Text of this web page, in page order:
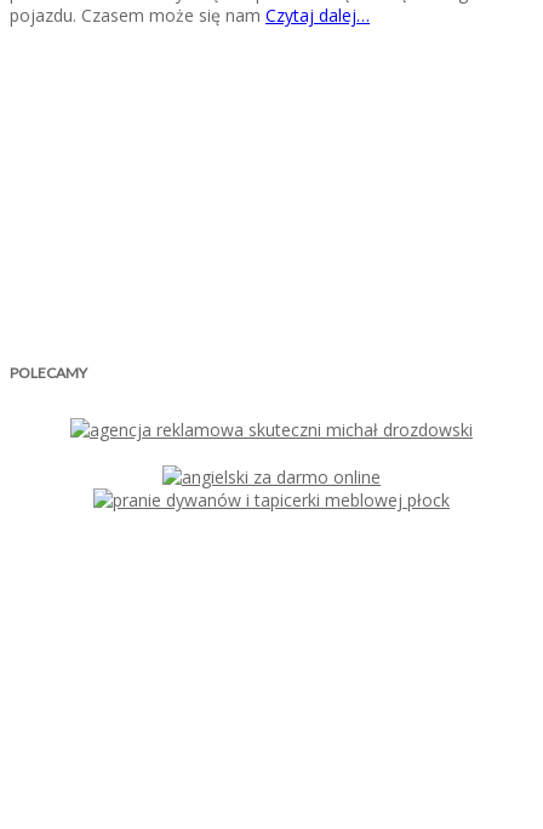
pojazdu. Czasem może się nam Czytaj dalej…
POLECAMY